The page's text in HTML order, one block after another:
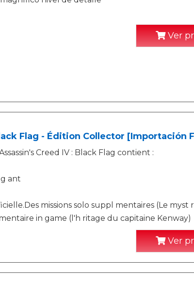
Ver
Flag - Édition Collector [Importación
Creed IV : Black Flag contient :
ant
missions solo suppl mentaires (Le myst
in game (l'h ritage du capitaine Kenway)
Ver